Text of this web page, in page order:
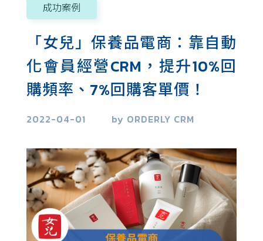
成功案例
「女兒」保養品電商：靠自動
化會員經營CRM，提升10%回
購頻率、7%回購客單價！
2022-04-01 by ORDERLY CRM